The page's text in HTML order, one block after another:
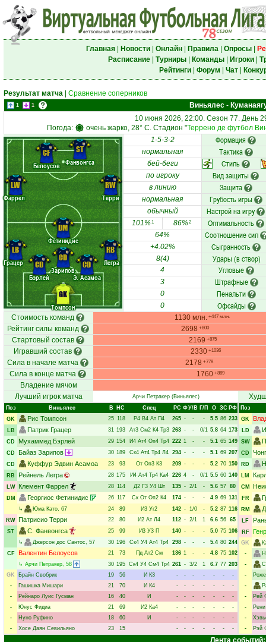
Главная| Новости| Онлайн| Правила| Опросы|
Расписание| Турниры| Команды| Игроки|
Рейтинги| Форум Чат|
Результат матча Сравнение соперников
1 1 Виньялес-
10 июня 2026, 22:00. Сезон 77. День
Погода:
очень жарко, 28° C. Стадион "Террено де футбол
Томпсон
Грацер
Бэрлей
Зарипов
Э. Асамоа
Легра
Фаррел
Фетинидис
Терри
Фанвонгса
Белоусов
GK
LB
CD
CD
CD
RB
LW
DM
RW
ST
CF
1-5-3-2 Формация
нормальная Тактика
бей-беги Стиль
по игроку Вид защиты
в линию Защита
нормальная Грубость игры
обычный Настрой на игру
101%1 86%2 Оптимальность
64% Соотношение сил
+4.02% Сыгранность
8(4) Удары (в створ)
4 Угловые
3 Штрафные
0 Пенальти
0 Офсайды
Стоимость команд 1130 млн. +447 млн.
Рейтинг силы команд 2698 +800
Стартовый состав 2169 +875
Игравший состав 2330 +1036
Сила в начале матча 2178 +778
Сила в конце матча 1760 +889
Владение мячом
Лучший игрок матча
Арчи Петракер(Виньялес)
Поз Виньялес В НC Спец РC ФУ/В Г/П О ЗС РФ
GK
Рис Томпсон 25 118 Р4 В4 Ат П4 265 - - - 5.5 86 233
LB
Патрик Грацер 31 193 Ат3 См2 К4 Тр3 263 - - 0/1 5.8 64 173
CD
Мухаммед Бэрлей 29 154 И4 Ат4 Оп4 Тр4 222 1 - - 5.1 65 149
CD
Байаз Зарипов 30 189 Ск4 Ат4 Тр4 Л4 294 - - - 5.1 69 207
CD
Куффур Эдвин Асамоа 23 93 От Оп3 К3 209 - - - 5.2 70 150
RB
Рейнель Легра 28 175 И4 Ат4 Тр4 Ка4 226 4 - 0/1 5.5 60 140
LW
Клемент Фаррел 28 114 Д2 Г3 У4 Шт 135 - 2/1 - 5.6 57 80
DM
Георгиос Фетинидис 26 117 Ск От Оп2 К4 174 - - - 4.9 69 131
↳
Юма Като, 67 24 89 И3 Уг2 142 - 1/0 - 5.2 87 116
RW Патрисио Терри 22 80 И2 Ат Л4 112 - 2/1 1 6.6 56 65
ST
С. Фанвонгса 25 99 И3 У3 П 140 - - - 5.0 75 106
↳
Джерсон дос Сантос, 57 30 196 Ск4 У4 Ат4 Тр4 298 - - - 5.4 80 244
CF
Валентин Белоусов 21 73 Пд Ат2 См 136 1 - - 4.8 75 102
↳ Арчи Петракер, 58 30 195 Ск4 У4 См4 Тр4 261 - 3/2 1 6.7 77 203
GK
Брайн Свобрик 19 56 И К3 - - - - - -
-
-
Гашишка Мишари 21 70 И К4 - - - - - -
-
-
Рейнаро Луис Гусман 16 40 И - - - - - -
-
-
Юнус Фидиа 21 69 И2 Ка4 - - - - - -
-
-
Нуно Руфино 18 60 И - - - - - -
-
-
Хосе Даян Севильяно 23 15 - - - - - - -
Поз
GK
LD
SW
CD
RD
LM
CM
FR
RM
LF
RF
GK
-
-
-
-
-
Рей
-
-
-
Рэй
Лента событий: